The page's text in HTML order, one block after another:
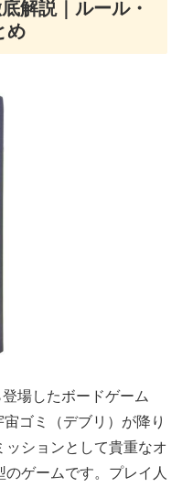
解説｜ルール・
め
場したボードゲーム
宙ゴミ（デブリ）が降り
ションとして貴重なオ
ゲームです。プレイ人